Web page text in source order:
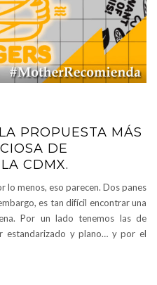
PROPUESTA MÁS
DE
CDMX.
lo menos, eso parecen. Dos panes
es tan difícil encontrar una
Por un lado tenemos las de
estandarizado y plano… y por el